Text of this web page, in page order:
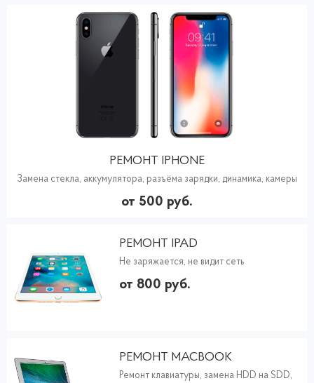
РЕМОНТ IPHONE
Замена стекла, аккумулятора, разъёма зарядки, динамика, камеры
от 500 руб.
РЕМОНТ IPAD
Не заряжается, не видит сеть
от 800 руб.
РЕМОНТ MACBOOK
Ремонт клавиатуры, замена HDD на SDD,